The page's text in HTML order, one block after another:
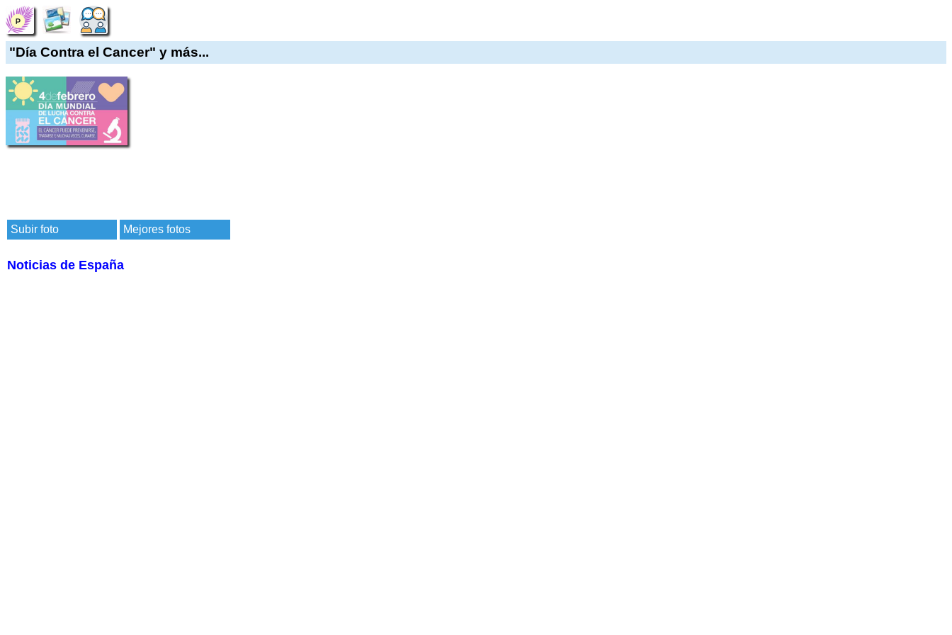
"Día Contra el Cancer" y más...
Subir foto Mejores fotos
Noticias de España